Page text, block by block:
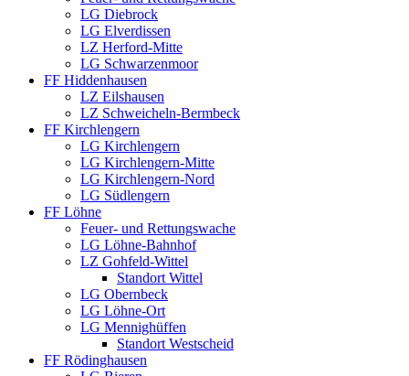
LG Diebrock
LG Elverdissen
LZ Herford-Mitte
LG Schwarzenmoor
FF Hiddenhausen
LZ Eilshausen
LZ Schweicheln-Bermbeck
FF Kirchlengern
LG Kirchlengern
LG Kirchlengern-Mitte
LG Kirchlengern-Nord
LG Südlengern
FF Löhne
Feuer- und Rettungswache
LG Löhne-Bahnhof
LZ Gohfeld-Wittel
Standort Wittel
LG Obernbeck
LG Löhne-Ort
LG Mennighüffen
Standort Westscheid
FF Rödinghausen